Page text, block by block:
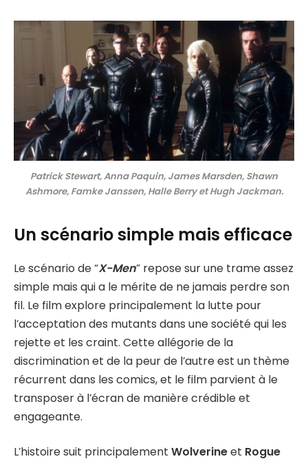
Patrick Stewart, Anna Paquin, James Marsden, Shawn
Ashmore, Famke Janssen, Halle Berry et Hugh Jackman.
Un scénario simple mais efficace
Le scénario de “X-Men” repose sur une trame assez
simple mais qui a le mérite de ne jamais perdre son
fil. Le film explore principalement la lutte pour
l’acceptation des mutants dans une société qui les
rejette et les craint. Cette allégorie de la
discrimination et de la peur de l’autre est un thème
récurrent dans les comics, et le film parvient à le
transposer à l’écran de manière crédible et
engageante.
L’histoire suit principalement Wolverineet Rogue